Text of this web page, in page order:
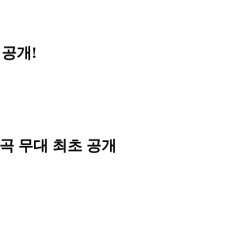
개!
무대 최초 공개